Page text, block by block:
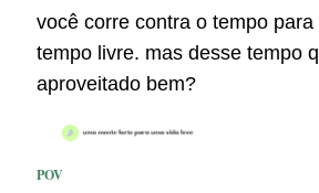
você corre contra o tempo
tempo livre. mas desse tempo
aproveitado bem?
POV